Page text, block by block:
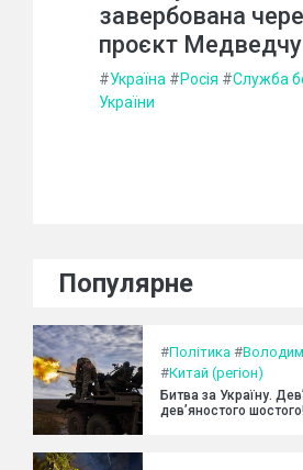
завербована
проєкт
#Україна #Росія #Служба
України
Популярне
#Політика #
#Китай (регіон)
Битва за Україну.
дев’яностого шостого!